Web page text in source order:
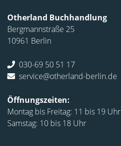
Otherland Buchhandlung
Bergmannstraße 25
10961 Berlin
030-69 50 51 17
service@otherland-berlin.de
Öffnungszeiten:
Montag bis Freitag: 11 bis 19 Uhr
Samstag: 10 bis 18 Uhr